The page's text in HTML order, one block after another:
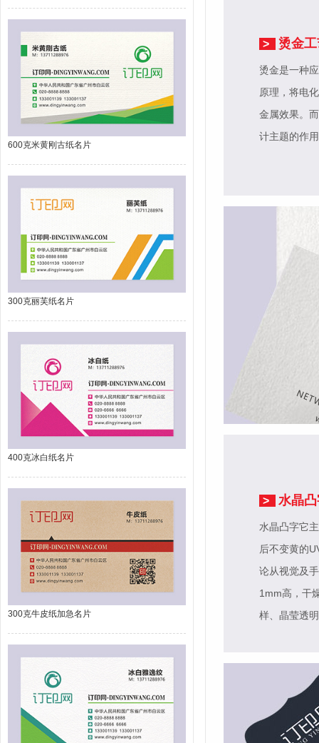
600克米黄刚古纸名片
300克丽芙纸名片
400克冰白纸名片
300克牛皮纸加急名片
> 烫金
烫金是一种
原理，将电
金属效果。
计主题的作
> 水晶
水晶凸字它
后不变黄的
论从视觉及
1mm高，干
样、晶莹透